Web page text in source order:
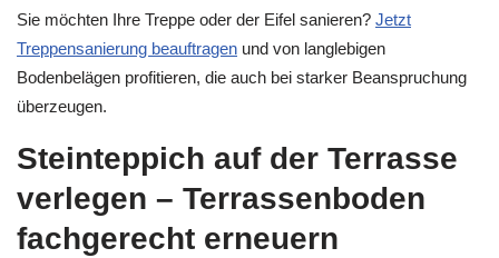
Sie möchten Ihre Treppe oder der Eifel sanieren? Jetzt
Treppensanierung beauftragen und von langlebigen
Bodenbelägen profitieren, die auch bei starker Beanspruchung
überzeugen.
Steinteppich auf der Terrasse
verlegen – Terrassenboden
fachgerecht erneuern